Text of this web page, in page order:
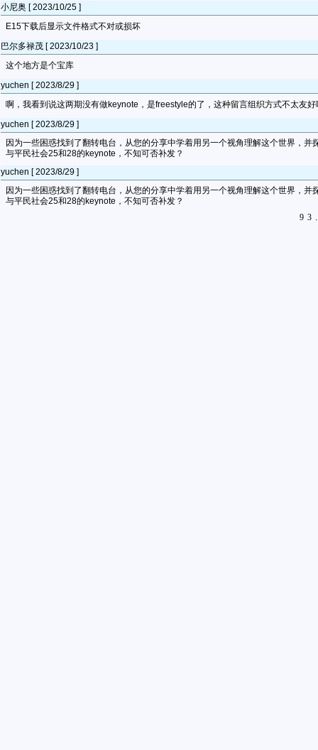
小尼奥 [ 2023/10/25 ]
E15下载后显示文件格式不对或损坏
巴尔多禄茂 [ 2023/10/23 ]
这个地方是个宝库
yuchen [ 2023/8/29 ]
啊，我看到说这两期没有做keynote，是freestyle的了，这种留言组织方式不太友好
yuchen [ 2023/8/29 ]
因为一些困惑找到了翻转电台，从您的分享中学着用另一个视角理解这个世界，
与平民社会25和28的keynote，不知可否补发？
yuchen [ 2023/8/29 ]
因为一些困惑找到了翻转电台，从您的分享中学着用另一个视角理解这个世界，
与平民社会25和28的keynote，不知可否补发？
9 3